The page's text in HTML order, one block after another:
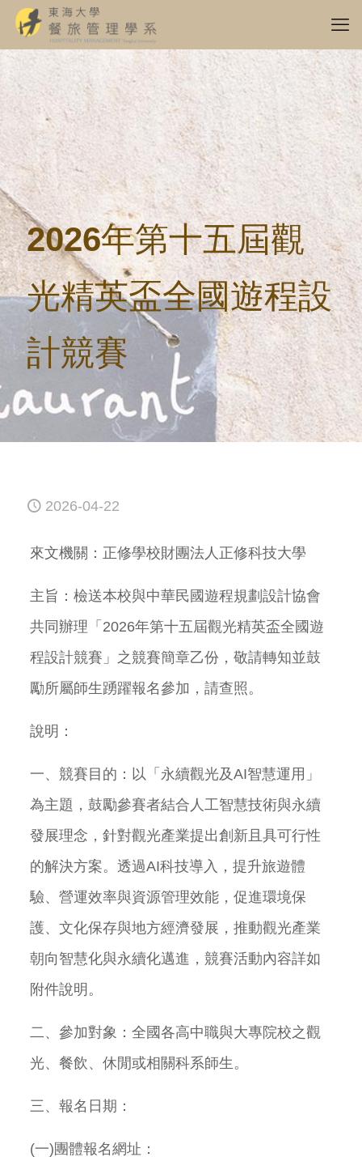
2026年第十五屆觀
光精英盃全國遊程設
計競賽
2026-04-22
來文機關：正修學校財團法人正修科技大學
主旨：檢送本校與中華民國遊程規劃設計協會
共同辦理「2026年第十五屆觀光精英盃全國遊
程設計競賽」之競賽簡章乙份，敬請轉知並鼓
勵所屬師生踴躍報名參加，請查照。
說明：
一、競賽目的：以「永續觀光及AI智慧運用」
為主題，鼓勵參賽者結合人工智慧技術與永續
發展理念，針對觀光產業提出創新且具可行性
的解決方案。透過AI科技導入，提升旅遊體
驗、營運效率與資源管理效能，促進環境保
護、文化保存與地方經濟發展，推動觀光產業
朝向智慧化與永續化邁進，競賽活動內容詳如
附件說明。
二、參加對象：全國各高中職與大專院校之觀
光、餐飲、休閒或相關科系師生。
三、報名日期：
(一)團體報名網址：